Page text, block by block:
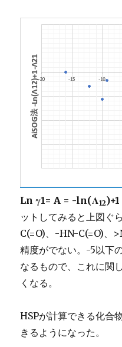
Ln γ1= A = -ln(Λ12
ットしてみると上図ぐ
C(=O)、-HN-C(=O)、
精度がでない。-5以下
なるもので、これに関
くなる。
HSPが計算できる化合
きるようになった。